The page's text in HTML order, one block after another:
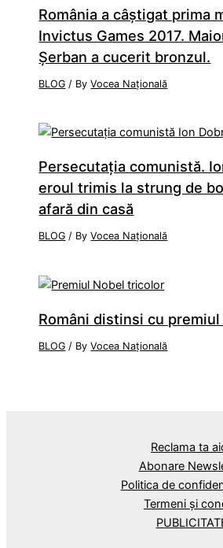
România a câştigat prima
Invictus Games 2017.
Şerban a cucerit bronzul.
BLOG / ByVocea Națională
Persecutaţia comunistă.
eroul trimis la strung de
afară din casă
BLOG / ByVocea Națională
Români distinsi cu
BLOG / ByVocea Națională
Reclama ta
Abonare
Politica de
Termeni și